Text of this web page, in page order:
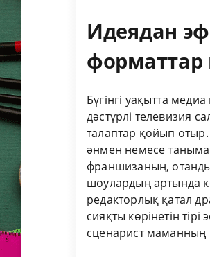
Идеядан
форматтар
Бүгінгі уақытта
дәстүрлі телевизия
талаптар қойып
әнмен немесе
франшизаның,
шоулардың артында
редакторлық қатал
сияқты көрінетін
сценарист маманның